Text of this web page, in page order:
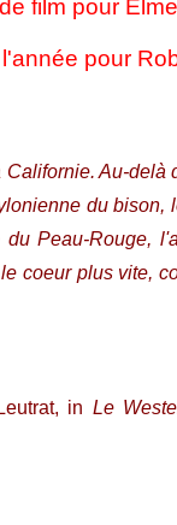
film pour
pour
Au-delà
du bison,
Peau-Rouge,
coeur plus vite,
in Le